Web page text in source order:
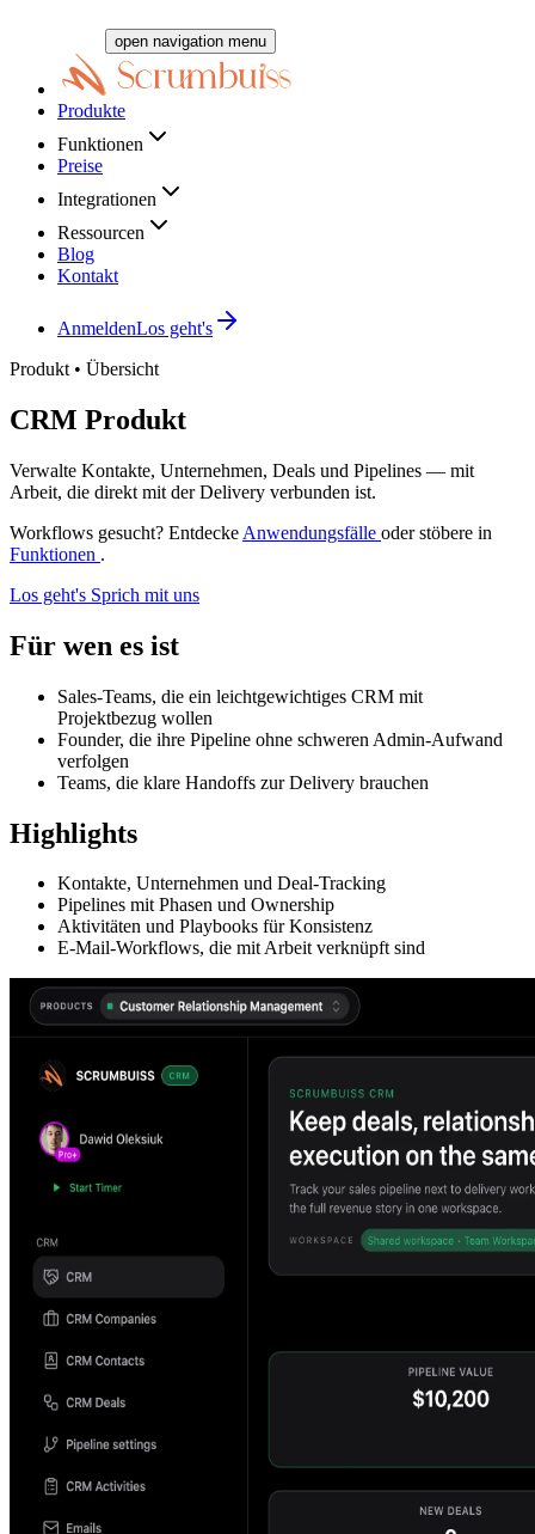
open navigation menu
Produkte
Funktionen
Preise
Integrationen
Ressourcen
Blog
Kontakt
AnmeldenLos geht's
Produkt • Übersicht
CRM Produkt
Verwalte Kontakte, Unternehmen, Deals und Pipelines — mit
Arbeit, die direkt mit der Delivery verbunden ist.
Workflows gesucht? Entdecke Anwendungsfälle oder stöbere in
Funktionen .
Los geht's Sprich mit uns
Für wen es ist
Sales-Teams, die ein leichtgewichtiges CRM mit
Projektbezug wollen
Founder, die ihre Pipeline ohne schweren Admin-Aufwand
verfolgen
Teams, die klare Handoffs zur Delivery brauchen
Highlights
Kontakte, Unternehmen und Deal-Tracking
Pipelines mit Phasen und Ownership
Aktivitäten und Playbooks für Konsistenz
E-Mail-Workflows, die mit Arbeit verknüpft sind